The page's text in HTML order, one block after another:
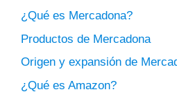
¿Qué es Mercadona?
Productos de Mercadona
Origen y expansión de
¿Qué es Amazon?